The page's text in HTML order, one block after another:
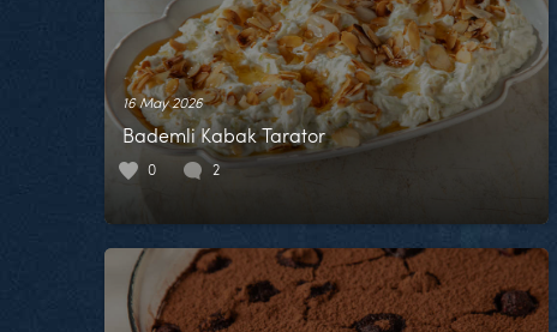
16 May 2026
Bademli Kabak Tarator
0 2